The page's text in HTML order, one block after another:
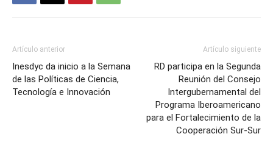
Artículo anterior
Inesdyc da inicio a la Semana
de las Políticas de Ciencia,
Tecnología e Innovación
Artículo siguiente
RD participa en la Segunda
Reunión del Consejo
Intergubernamental del
Programa Iberoamericano
para el Fortalecimiento de la
Cooperación Sur-Sur